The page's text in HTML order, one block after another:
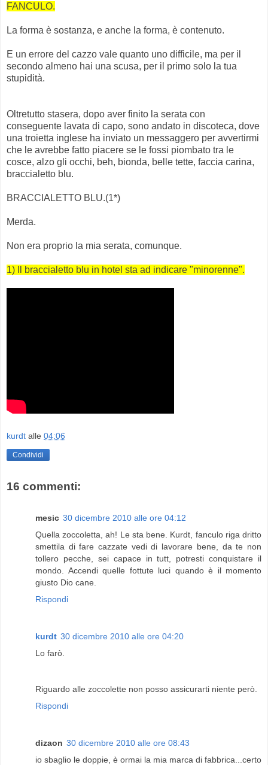
FANCULO.
La forma è sostanza, e anche la forma, è contenuto.
E un errore del cazzo vale quanto uno difficile, ma per il
secondo almeno hai una scusa, per il primo solo la tua
stupidità.
Oltretutto stasera, dopo aver finito la serata con
conseguente lavata di capo, sono andato in discoteca, dove
una troietta inglese ha inviato un messaggero per avvertirmi
che le avrebbe fatto piacere se le fossi piombato tra le
cosce, alzo gli occhi, beh, bionda, belle tette, faccia carina,
braccialetto blu.
BRACCIALETTO BLU.(1*)
Merda.
Non era proprio la mia serata, comunque.
1) Il braccialetto blu in hotel sta ad indicare "minorenne".
kurdt alle 04:06
Condividi
16 commenti:
mesic 30 dicembre 2010 alle ore 04:12
Quella zoccoletta, ah! Le sta bene. Kurdt, fanculo riga dritto
smettila di fare cazzate vedi di lavorare bene, da te non
tollero pecche, sei capace in tutt, potresti conquistare il
mondo. Accendi quelle fottute luci quando è il momento
giusto Dio cane.
Rispondi
kurdt 30 dicembre 2010 alle ore 04:20
Lo farò.
Riguardo alle zoccolette non posso assicurarti niente però.
Rispondi
dizaon 30 dicembre 2010 alle ore 08:43
io sbaglio le doppie, è ormai la mia marca di fabbrica...certo